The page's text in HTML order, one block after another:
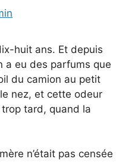
huit ans. Et depuis
a eu des parfums que
du camion au petit
nez, et cette odeur
tard, quand la
n’était pas censée